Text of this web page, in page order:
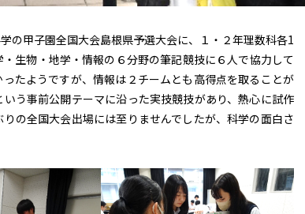
の甲子園全国大会島根県予選大会に、１・２年理数科各1
生物・地学・情報の６分野の筆記競技に６人で協力して
たようですが、情報は２チームとも高得点を取ることが
う事前公開テーマに沿った実技競技があり、熱心に試作
の全国大会出場には至りませんでしたが、科学の面白さ